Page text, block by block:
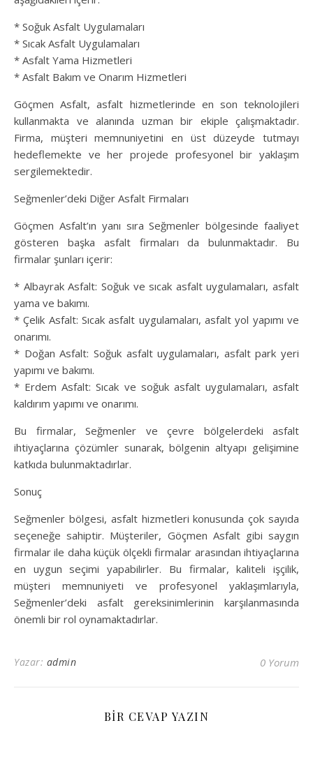
* Soğuk Asfalt Uygulamaları
* Sıcak Asfalt Uygulamaları
* Asfalt Yama Hizmetleri
* Asfalt Bakım ve Onarım Hizmetleri
Göçmen Asfalt, asfalt hizmetlerinde en son teknolojileri
kullanmakta ve alanında uzman bir ekiple çalışmaktadır.
Firma, müşteri memnuniyetini en üst düzeyde tutmayı
hedeflemekte ve her projede profesyonel bir yaklaşım
sergilemektedir.
Seğmenler’deki Diğer Asfalt Firmaları
Göçmen Asfalt’ın yanı sıra Seğmenler bölgesinde faaliyet
gösteren başka asfalt firmaları da bulunmaktadır. Bu
firmalar şunları içerir:
* Albayrak Asfalt: Soğuk ve sıcak asfalt uygulamaları, asfalt
yama ve bakımı.
* Çelik Asfalt: Sıcak asfalt uygulamaları, asfalt yol yapımı ve
onarımı.
* Doğan Asfalt: Soğuk asfalt uygulamaları, asfalt park yeri
yapımı ve bakımı.
* Erdem Asfalt: Sıcak ve soğuk asfalt uygulamaları, asfalt
kaldırım yapımı ve onarımı.
Bu firmalar, Seğmenler ve çevre bölgelerdeki asfalt
ihtiyaçlarına çözümler sunarak, bölgenin altyapı gelişimine
katkıda bulunmaktadırlar.
Sonuç
Seğmenler bölgesi, asfalt hizmetleri konusunda çok sayıda
seçeneğe sahiptir. Müşteriler, Göçmen Asfalt gibi saygın
firmalar ile daha küçük ölçekli firmalar arasından ihtiyaçlarına
en uygun seçimi yapabilirler. Bu firmalar, kaliteli işçilik,
müşteri memnuniyeti ve profesyonel yaklaşımlarıyla,
Seğmenler’deki asfalt gereksinimlerinin karşılanmasında
önemli bir rol oynamaktadırlar.
Yazar: admin 0 Yorum
BIR CEVAP YAZIN